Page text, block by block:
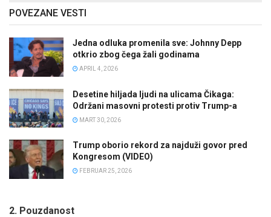
POVEZANE VESTI
Jedna odluka promenila sve: Johnny Depp
otkrio zbog čega žali godinama
APRIL 4, 2026
Desetine hiljada ljudi na ulicama Čikaga:
Održani masovni protesti protiv Trump-a
MART 30, 2026
Trump oborio rekord za najduži govor pred
Kongresom (VIDEO)
FEBRUAR 25, 2026
2. Pouzdanost